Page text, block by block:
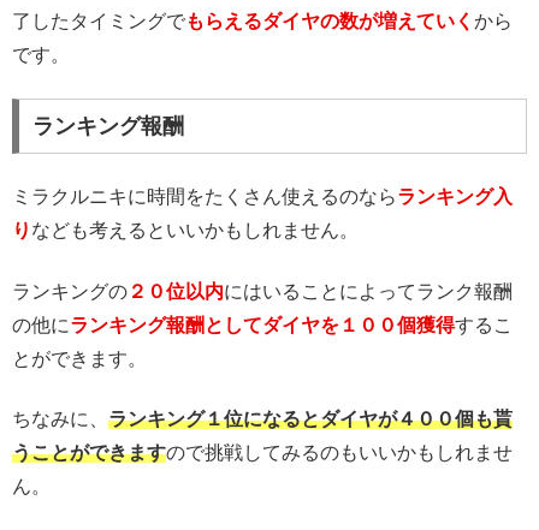
了したタイミングでもらえるダイヤの数が増えていく から
です。
ランキング報酬
ミラクルニキに時間をたくさん使えるのならランキング入
り なども考えるといいかもしれません。
ランキングの ２０位以内にはいることによってランク報酬
の他にランキング報酬としてダイヤを１００個獲得するこ
とができます。
ちなみに、 ランキング１位になるとダイヤが４００個も貰
うことができますので挑戦してみるのもいいかもしれませ
ん。